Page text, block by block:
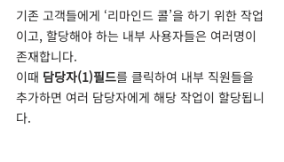
기존 고객들에게 ‘리마인드 콜’을 하기 위한 작업
이고, 할당해야 하는 내부 사용자들은 여러명이
존재합니다.
이때 담당자(1)필드를 클릭하여 내부 직원들을
추가하면 여러 담당자에게 해당 작업이 할당됩니
다.